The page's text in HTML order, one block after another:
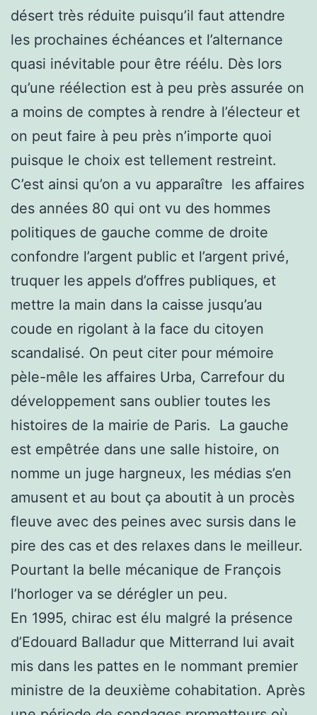
désert très réduite puisqu’il faut attendre
les prochaines échéances et l’alternance
quasi inévitable pour être réélu. Dès lors
qu’une réélection est à peu près assurée on
a moins de comptes à rendre à l’électeur et
on peut faire à peu près n’importe quoi
puisque le choix est tellement restreint.
C’est ainsi qu’on a vu apparaître les affaires
des années 80 qui ont vu des hommes
politiques de gauche comme de droite
confondre l’argent public et l’argent privé,
truquer les appels d’offres publiques, et
mettre la main dans la caisse jusqu’au
coude en rigolant à la face du citoyen
scandalisé. On peut citer pour mémoire
pèle-mêle les affaires Urba, Carrefour du
développement sans oublier toutes les
histoires de la mairie de Paris. La gauche
est empêtrée dans une salle histoire, on
nomme un juge hargneux, les médias s’en
amusent et au bout ça aboutit à un procès
fleuve avec des peines avec sursis dans le
pire des cas et des relaxes dans le meilleur.
Pourtant la belle mécanique de François
l’horloger va se dérégler un peu.
En 1995, chirac est élu malgré la présence
d’Edouard Balladur que Mitterrand lui avait
mis dans les pattes en le nommant premier
ministre de la deuxième cohabitation. Après